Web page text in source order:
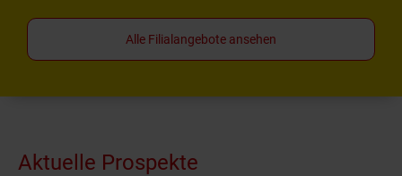
Alle Filialangebote ansehen
Aktuelle Prospekte